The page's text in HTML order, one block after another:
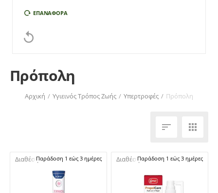
ΕΠΑΝΑΦΟΡΆ

Πρόπολη
Αρχική / Υγιεινός Τρόπος Ζωής / Υπερτροφές / Πρόπολη
 
Διαθέσιμο:Παράδοση 1 εώς 3 ημέρες Διαθέσιμο:Παράδοση 1 εώς 3 ημέρες